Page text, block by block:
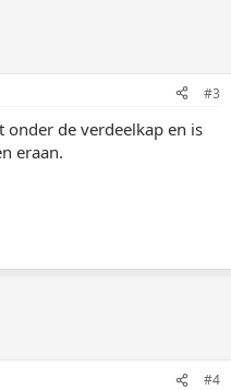
#3
de verdeelkap en is
eraan.
#4